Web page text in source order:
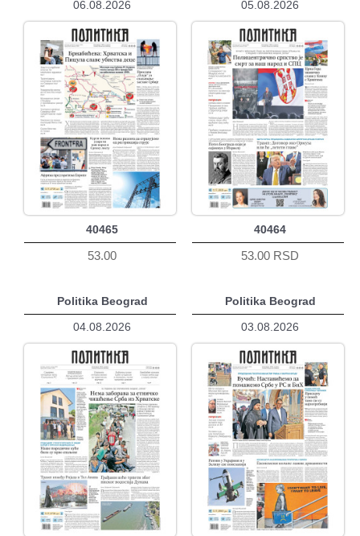
06.08.2026
40465
53.00
05.08.2026
40464
53.00 RSD
Politika Beograd
04.08.2026
Politika Beograd
03.08.2026